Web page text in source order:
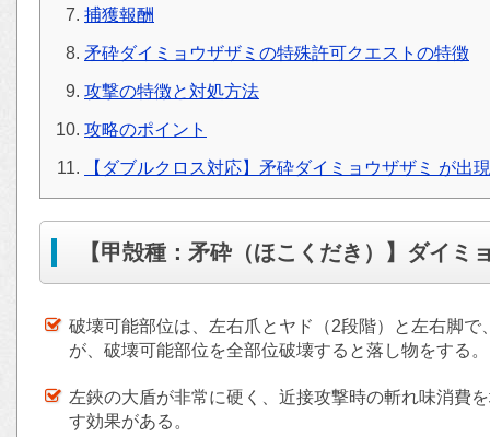
捕獲報酬
矛砕ダイミョウザザミの特殊許可クエストの特徴
攻撃の特徴と対処方法
攻略のポイント
【ダブルクロス対応】矛砕ダイミョウザザミ が出
【甲殻種：矛砕（ほこくだき）】ダイミ
破壊可能部位は、左右爪とヤド（2段階）と左右脚
が、破壊可能部位を全部位破壊すると落し物をする。
左鋏の大盾が非常に硬く、近接攻撃時の斬れ味消費
す効果がある。